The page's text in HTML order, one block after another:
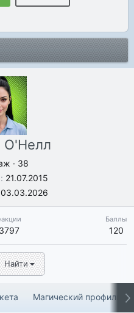
О'Нелл
· 38
21.07.2015
03.03.2026
Баллы
120
Найти
Магический профиль